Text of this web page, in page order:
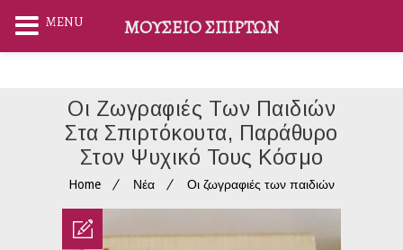
Οι Ζωγραφιές Των Παιδιών
Στα Σπιρτόκουτα, Παράθυρο
Στον Ψυχικό Τους Κόσμο
Home Νέα
Οι ζωγραφιές των παιδιών
στα σπιρτόκουτα, παράθυρο στον ψυχικό τους
κόσμο
MENU ΜΟΥΣΕΊΟ ΣΠΊΡΤΩΝ